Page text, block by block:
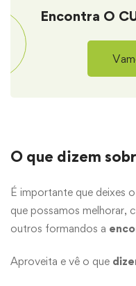
Encontra O
O que dizem
É importante que deixes o
que possamos melhorar,
outros formandos a
Aproveita e vê o que